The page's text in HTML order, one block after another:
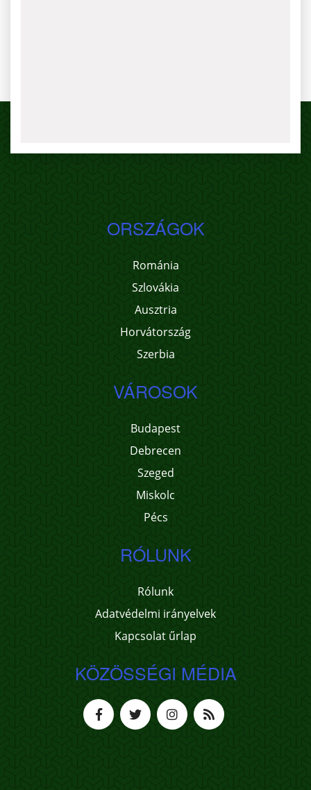
ORSZÁGOK
Románia
Szlovákia
Ausztria
Horvátország
Szerbia
VÁROSOK
Budapest
Debrecen
Szeged
Miskolc
Pécs
RÓLUNK
Rólunk
Adatvédelmi irányelvek
Kapcsolat űrlap
KÖZÖSSÉGI MÉDIA